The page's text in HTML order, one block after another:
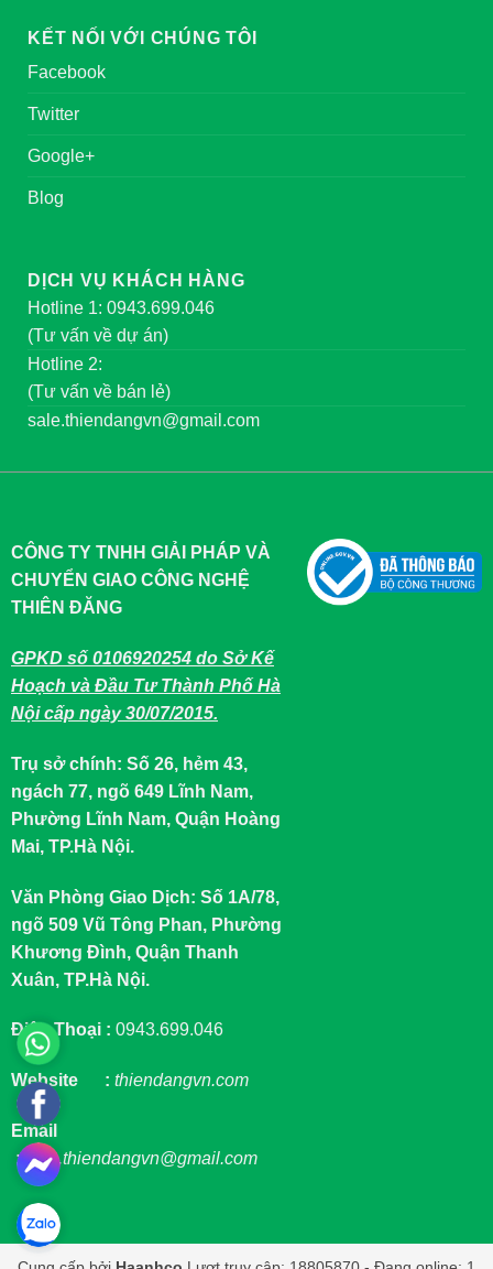
KẾT NỐI VỚI CHÚNG TÔI
Facebook
Twitter
Google+
Blog
DỊCH VỤ KHÁCH HÀNG
Hotline 1: 0943.699.046
(Tư vấn về dự án)
Hotline 2:
(Tư vấn về bán lẻ)
sale.thiendangvn@gmail.com
CÔNG TY TNHH GIẢI PHÁP VÀ
CHUYỂN GIAO CÔNG NGHỆ
THIÊN ĐĂNG
GPKD số 0106920254 do Sở Kế
Hoạch và Đầu Tư Thành Phố Hà
Nội cấp ngày 30/07/2015.
Trụ sở chính: Số 26, hẻm 43,
ngách 77, ngõ 649 Lĩnh Nam,
Phường Lĩnh Nam, Quận Hoàng
Mai, TP.Hà Nội.
Văn Phòng Giao Dịch: Số 1A/78,
ngõ 509 Vũ Tông Phan, Phường
Khương Đình, Quận Thanh
Xuân, TP.Hà Nội.
Điện Thoại : 0943.699.046
Website : thiendangvn.com
Email
: sale.thiendangvn@gmail.com